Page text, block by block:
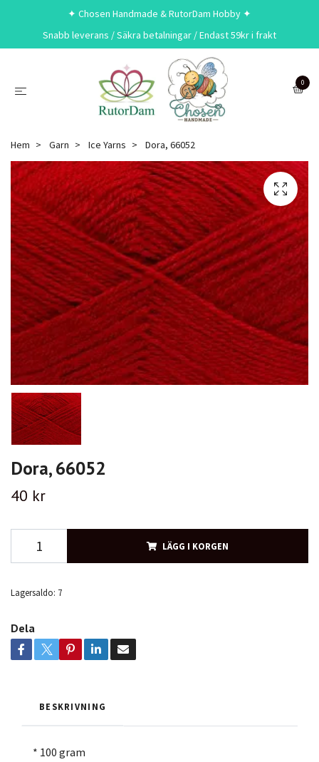
✦ Chosen Handmade & RutorDam Hobby ✦
Snabb leverans / Säkra betalningar / Endast 59kr i frakt
0
Hem Garn Ice Yarns Dora, 66052
Dora, 66052
40 kr
LÄGG I KORGEN
Lagersaldo: 7
Dela
BESKRIVNING
* 100 gram